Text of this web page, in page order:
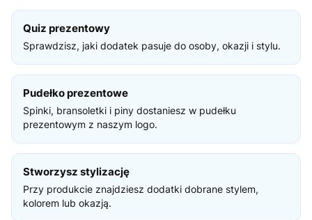
Quiz prezentowy
Sprawdzisz, jaki dodatek pasuje do osoby, okazji i stylu.
Pudełko prezentowe
Spinki, bransoletki i piny dostaniesz w pudełku
prezentowym z naszym logo.
Stworzysz stylizację
Przy produkcie znajdziesz dodatki dobrane stylem,
kolorem lub okazją.